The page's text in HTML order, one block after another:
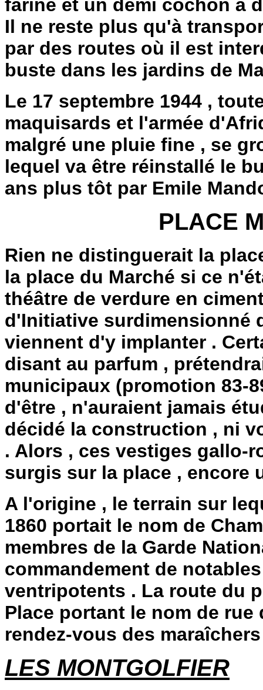
farine et un demi cochon à
Il ne reste plus qu'à
par des routes où il est
buste dans les jardins de
Le 17 septembre 1944 ,
maquisards et l'armée
malgré une pluie fine , se
lequel va être réinstallé le
ans plus tôt par Emile
PLACE
Rien ne distinguerait la
la place du Marché si ce
théâtre de verdure en
d'Initiative surdimensionné
viennent d'y implanter .
disant au parfum ,
municipaux (promotion 83-
d'être , n'auraient jamais
décidé la construction , ni
. Alors , ces vestiges gallo-
surgis sur la place , encore
A l'origine , le terrain sur
1860 portait le nom de
membres de la Garde
commandement de
ventripotents . La route du
Place portant le nom de rue
rendez-vous des
LES MONTGOLFIER